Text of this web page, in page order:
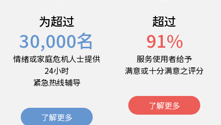
为超过
30,000名
情绪或家庭危机人士提供
24小时
紧急热线辅导
了解更多
超过
91%
服务使用者给予
满意或十分满意之评分
了解更多